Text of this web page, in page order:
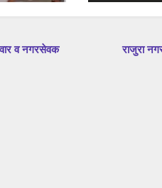
व नगरसेवक
राजुरा